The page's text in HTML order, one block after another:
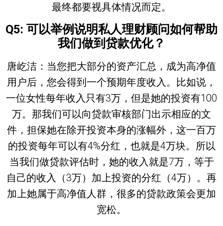
最终都要视具体情况而定。
Q5: 可以举例说明私人理财顾问如何帮助
我们做到贷款优化？
唐屹洁： 当您把大部分的资产汇总，成为高净值
用户后，您会得到一个预期年度收入。比如说，
一位女性每年收入只有3万，但是她的投资有100
万。那我们可以向贷款审核部门出示相应的文
件，担保她在除开投资本身的涨幅外，这一百万
的投资每年可以有4%分红，也就是4万块。所以
当我们做贷款评估时，她的收入就是7万，等于
自己的收入（3万）加上投资的分红（4万）。再
加上她属于高净值人群，很多的贷款政策会更加
宽松。